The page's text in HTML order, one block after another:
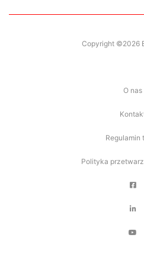
Copyright ©2026
O nas
Regulamin
Polityka